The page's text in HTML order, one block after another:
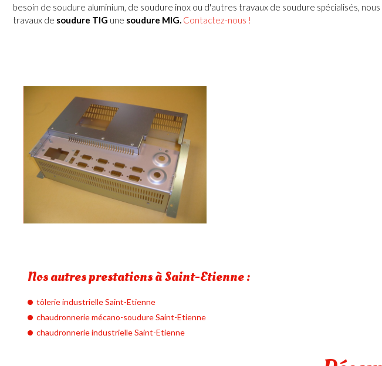
besoin de soudure aluminium, de soudure inox ou d'autres travaux de soudure spécialisés,
travaux de soudure TIG une soudure MIG. Contactez-nous !
Nos autres prestations à Saint-Etienne :
tôlerie industrielle Saint-Etienne
chaudronnerie mécano-soudure Saint-Etienne
chaudronnerie industrielle Saint-Etienne